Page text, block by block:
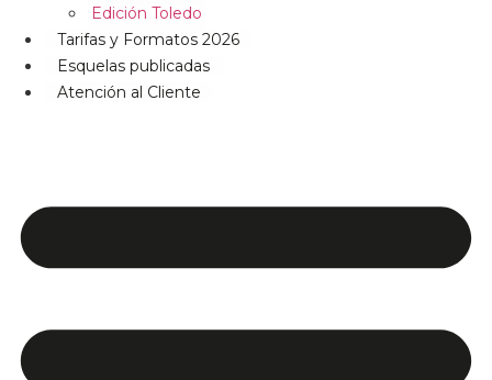
Edición Toledo
Tarifas y Formatos 2026
Esquelas publicadas
Atención al Cliente